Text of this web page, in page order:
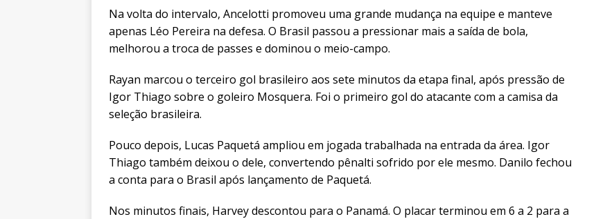
Na volta do intervalo, Ancelotti promoveu uma grande mudança na equipe e manteve
apenas Léo Pereira na defesa. O Brasil passou a pressionar mais a saída de bola,
melhorou a troca de passes e dominou o meio-campo.
Rayan marcou o terceiro gol brasileiro aos sete minutos da etapa final, após pressão de
Igor Thiago sobre o goleiro Mosquera. Foi o primeiro gol do atacante com a camisa da
seleção brasileira.
Pouco depois, Lucas Paquetá ampliou em jogada trabalhada na entrada da área. Igor
Thiago também deixou o dele, convertendo pênalti sofrido por ele mesmo. Danilo fechou
a conta para o Brasil após lançamento de Paquetá.
Nos minutos finais, Harvey descontou para o Panamá. O placar terminou em 6 a 2 para a